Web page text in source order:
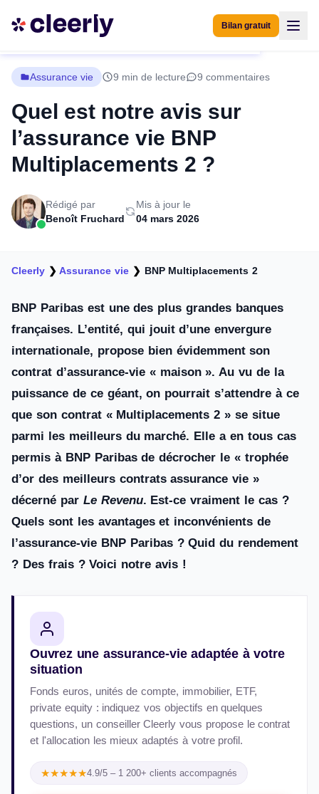
Bilan gratuit
Assurance vie 9 min de lecture 9 commentaires
Quel est notre avis sur
l’assurance vie BNP
Multiplacements 2 ?
Rédigé par
Benoît Fruchard
Mis à jour le
04 mars 2026
Cleerly ❯Assurance vie ❯ BNP Multiplacements 2
BNP Paribas est une des plus grandes banques
françaises. L’entité, qui jouit d’une envergure
internationale, propose bien évidemment son
contrat d’assurance-vie « maison ». Au vu de la
puissance de ce géant, on pourrait s’attendre à ce
que son contrat « Multiplacements 2 » se situe
parmi les meilleurs du marché. Elle a en tous cas
permis à BNP Paribas de décrocher le « trophée
d’or des meilleurs contrats assurance vie »
décerné par Le Revenu. Est-ce vraiment le cas ?
Quels sont les avantages et inconvénients de
l’assurance-vie BNP Paribas ? Quid du rendement
? Des frais ? Voici notre avis !
Ouvrez une assurance-vie adaptée à votre
situation
Fonds euros, unités de compte, immobilier, ETF,
private equity : indiquez vos objectifs en quelques
questions, un conseiller Cleerly vous propose le contrat
et l'allocation les mieux adaptés à votre profil.
★★★★★4.9/5 – 1 200+ clients accompagnés